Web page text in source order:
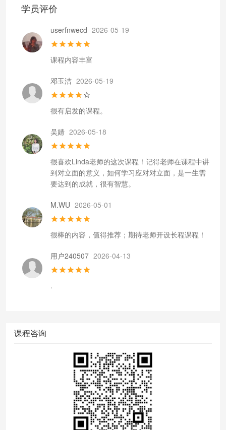
学员评价
userfnwecd 2026-05-19
课程内容丰富
邓玉洁 2026-05-19
很有启发的课程。
吴婧 2026-05-18
很喜欢Linda老师的这次课程！记得老师在课程中讲
到对立面的意义，如何学习应对对立面，是一生需
要达到的成就，很有智慧。
M.WU 2026-05-01
很棒的内容，值得推荐；期待老师开设长程课程！
用户240507 2026-04-13
.
课程咨询